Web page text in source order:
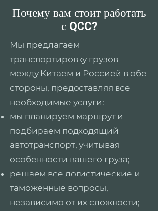
Почему вам стоит работать
с QCC?
Мы предлагаем
транспортировку грузов
между Китаем и Россией в обе
стороны, предоставляя все
необходимые услуги:
мы планируем маршрут и
подбираем подходящий
автотранспорт, учитывая
особенности вашего груза;
решаем все логистические и
таможенные вопросы,
независимо от их сложности;